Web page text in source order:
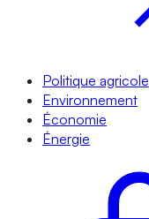
Politique agricole
Environnement
Économie
Énergie